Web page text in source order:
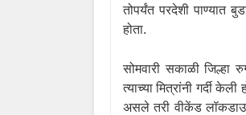
तोपर्यंत परदेशी पाण्यात
होता.
सोमवारी सकाळी जिल्हा
त्याच्या मित्रांनी गर्दी
असले तरी वीकेंड